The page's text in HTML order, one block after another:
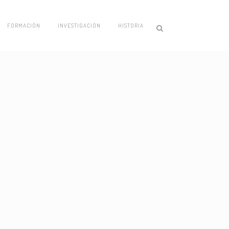
FORMACIÓN INVESTIGACIÓN HISTORIA